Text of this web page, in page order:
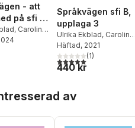
- att
på sfi 2B
, Caroline
Språkvägen sfi B,
upplaga 3
Ulrika Ekblad, Caroline
Söderqvist
Häftad, 2021
5,0utav 5 stjärnor.
(1)
440 kr
av